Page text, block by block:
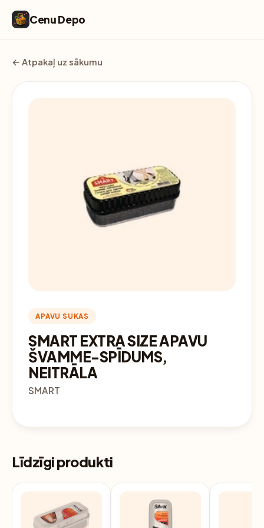
Cenu Depo
← Atpakaļ uz sākumu
APAVU SUKAS
SMART EXTRA SIZE APAVU
ŠVAMME-SPĪDUMS,
NEITRĀLA
SMART
Līdzīgi produkti